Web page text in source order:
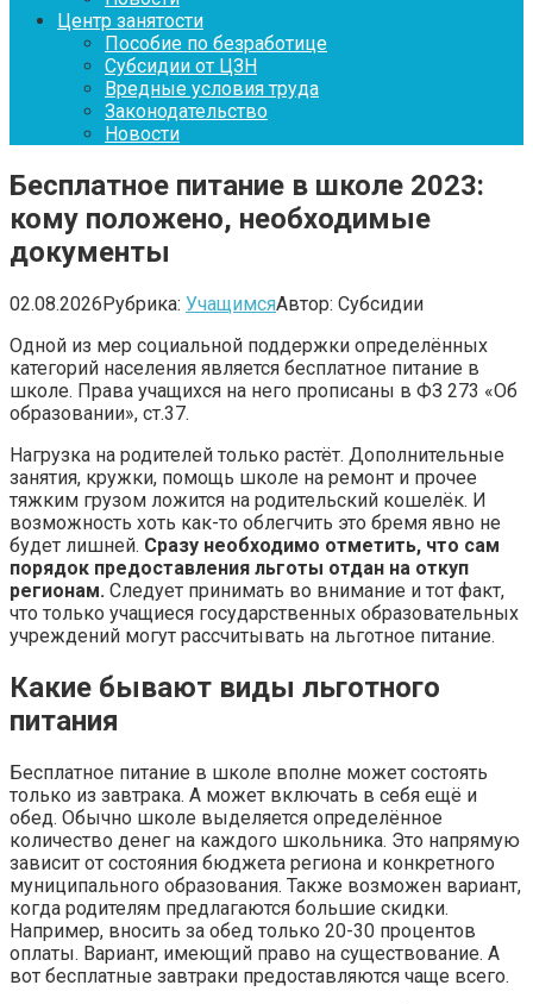
Центр занятости
Пособие по безработице
Субсидии от ЦЗН
Вредные условия труда
Законодательство
Новости
Бесплатное питание в школе 2023:
кому положено, необходимые
документы
02.08.2026Рубрика: УчащимсяАвтор: Субсидии
Одной из мер социальной поддержки определённых
категорий населения является бесплатное питание в
школе. Права учащихся на него прописаны в ФЗ 273 «Об
образовании», ст.37.
Нагрузка на родителей только растёт. Дополнительные
занятия, кружки, помощь школе на ремонт и прочее
тяжким грузом ложится на родительский кошелёк. И
возможность хоть как-то облегчить это бремя явно не
будет лишней. Сразу необходимо отметить, что сам
порядок предоставления льготы отдан на откуп
регионам. Следует принимать во внимание и тот факт,
что только учащиеся государственных образовательных
учреждений могут рассчитывать на льготное питание.
Какие бывают виды льготного
питания
Бесплатное питание в школе вполне может состоять
только из завтрака. А может включать в себя ещё и
обед. Обычно школе выделяется определённое
количество денег на каждого школьника. Это напрямую
зависит от состояния бюджета региона и конкретного
муниципального образования. Также возможен вариант,
когда родителям предлагаются большие скидки.
Например, вносить за обед только 20-30 процентов
оплаты. Вариант, имеющий право на существование. А
вот бесплатные завтраки предоставляются чаще всего.